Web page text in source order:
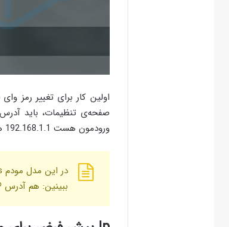
ورودمون هست 192.168.1.1 هستش.
ببینین: هم آدرس IP، هم Username و هم Password نوشته شده.